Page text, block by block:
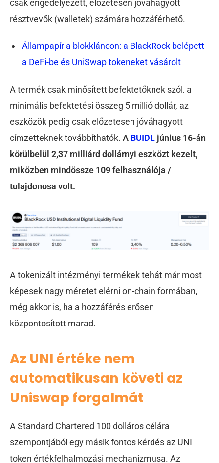
csak engedélyezett, előzetesen jóváhagyott
résztvevők (walletek) számára hozzáférhető.
Állampapír a blokkláncon: a BlackRock belépett
a DeFi-be és UniSwap tokeneket vásárolt
A termék csak minősített befektetőknek szól, a
minimális befektetési összeg 5 millió dollár, az
eszközök pedig csak előzetesen jóváhagyott
címzetteknek továbbíthatók. A BUIDL június 16-án
körülbelül 2,37 milliárd dollárnyi eszközt kezelt,
miközben mindössze 109 felhasználója /
tulajdonosa volt.
A tokenizált intézményi termékek tehát már most
képesek nagy méretet elérni on-chain formában,
még akkor is, ha a hozzáférés erősen
központosított marad.
Az UNI értéke nem
automatikusan követi az
Uniswap forgalmát
A Standard Chartered 100 dolláros célára
szempontjából egy másik fontos kérdés az UNI
token értékfelhalmozási mechanizmusa. Az